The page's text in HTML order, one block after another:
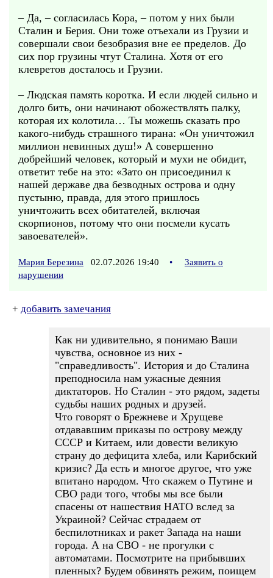
– Да, – согласилась Кора, – потом у них были
Сталин и Берия. Они тоже отъехали из Грузии и
совершали свои безобразия вне ее пределов. До
сих пор грузины чтут Сталина. Хотя от его
клевретов досталось и Грузии.
– Людская память коротка. И если людей сильно и
долго бить, они начинают обожествлять палку,
которая их колотила… Ты можешь сказать про
какого-нибудь страшного тирана: «Он уничтожил
миллион невинных душ!» А совершенно
добрейший человек, который и мухи не обидит,
ответит тебе на это: «Зато он присоединил к
нашей державе два безводных острова и одну
пустыню, правда, для этого пришлось
уничтожить всех обитателей, включая
скорпионов, потому что они посмели кусать
завоевателей».
Мария Березина 02.07.2026 19:40 •
Заявить о
нарушении
+ добавить замечания
Как ни удивительно, я понимаю Ваши
чувства, основное из них -
"справедливость". История и до Сталина
преподносила нам ужасные деяния
диктаторов. Но Сталин - это рядом, задеты
судьбы наших родных и друзей.
Что говорят о Брежневе и Хрущеве
отдававшим приказы по острову между
СССР и Китаем, или довести великую
страну до дефицита хлеба, или Карибский
кризис? Да есть и многое другое, что уже
впитано народом. Что скажем о Путине и
СВО ради того, чтобы мы все были
спасены от нашествия НАТО вслед за
Украиной? Сейчас страдаем от
беспилотниках и ракет Запада на наши
города. А на СВО - не прогулки с
автоматами. Посмотрите на прибывших
пленных? Будем обвинять режим, поищем